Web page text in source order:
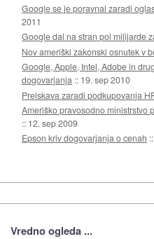
Google se je poravnal zaradi
2011
Google dal na stran pol milijarde
Nov ameriški zakonski osnutek v
Google, Apple, Intel, Adobe in
dogovarjanja :: 19. sep 2010
Preiskava zaradi podkupovanja
Ameriško pravosodno ministrstvo
:: 12. sep 2009
Epson kriv dogovarjanja o cenah
Vredno ogleda ...